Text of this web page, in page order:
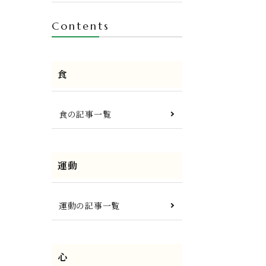
Contents
食
食の記事一覧
運動
運動の記事一覧
心